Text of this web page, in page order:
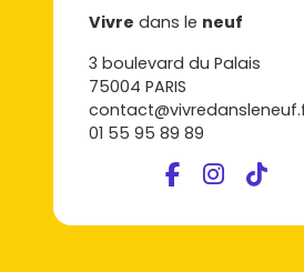
Vivre dans le neuf
3 boulevard du Palais
75004 PARIS
01 55 95 89 89